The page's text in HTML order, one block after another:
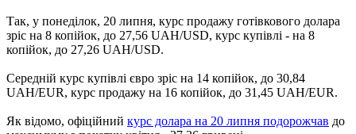
Так, у понеділок, 20 липня, курс продажу готівкового долара
зріс на 8 копійок, до 27,56 UAH/USD, курс купівлі - на 8
копійок, до 27,26 UAH/USD.
Середній курс купівлі євро зріс на 14 копійок, до 30,84
UAH/EUR, курс продажу на 16 копійок, до 31,45 UAH/EUR.
Як відомо, офіційний курс долара на 20 липня подорожчав до